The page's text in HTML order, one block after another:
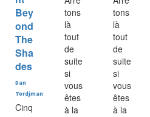
Bey
ond
The
Sha
des
Dan
Tordjman
Cinq
tons
là
tout
de
suite
si
vous
êtes
à la
tons
là
tout
de
suite
si
vous
êtes
à la